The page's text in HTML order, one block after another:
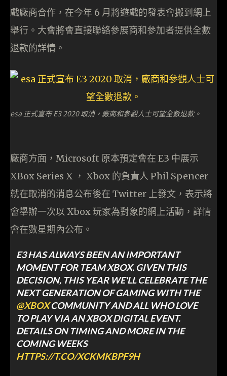
戲廠商合作，在今年 6 月將遊戲的發表會搬到網上
舉行。大會將會直接聯絡參展商和參加者提供全數
退款的詳情。
esa 正式宣布 E3 2020 取消，廠商和參觀人士可望全數退款。
廠商方面，Microsoft 原本預定會在 E3 中展示
XBox Series X ， Xbox 的負責人 Phil Spencer
就在取消的消息公布後在 Twitter 上發文，表示將
會舉辦一次以 Xbox 玩家為對象的網上活動，詳情
會在數星期內公布。
E3 HAS ALWAYS BEEN AN IMPORTANT
MOMENT FOR TEAM XBOX. GIVEN THIS
DECISION, THIS YEAR WE'LL CELEBRATE THE
NEXT GENERATION OF GAMING WITH THE
@XBOXCOMMUNITY AND ALL WHO LOVE
TO PLAY VIA AN XBOX DIGITAL EVENT.
DETAILS ON TIMING AND MORE IN THE
COMING WEEKS
HTTPS://T.CO/XCKMKBPF9H